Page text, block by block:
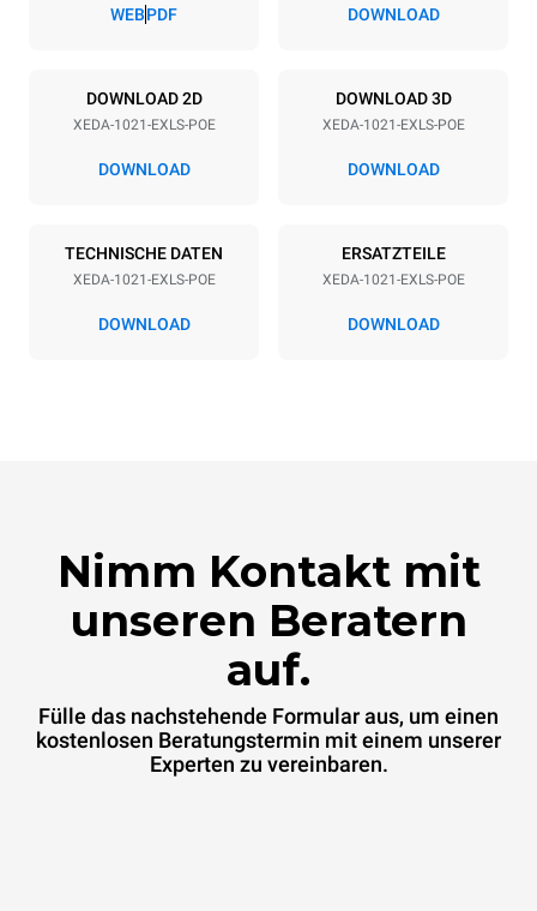
380-415V 3N~ / 220-240V
3~
35,8 kW
50 / 60 Hz NICHT INBEGRIFFEN
angeschlossen ist. Letztere
können eliminiert werden,
indem man sich dafür
entscheidet, Energie aus
erneuerbaren Quellen zu
kaufen.
WEBPDF DOWNLOAD
DOWNLOAD 2D
XEDA-1021-EXLS-POE
DOWNLOAD
DOWNLOAD 3D
XEDA-1021-EXLS-POE
DOWNLOAD
TECHNISCHE DATEN
XEDA-1021-EXLS-POE
DOWNLOAD
ERSATZTEILE
XEDA-1021-EXLS-POE
DOWNLOAD
Nimm Kontakt mit
unseren Beratern
auf.
Fülle das nachstehende Formular aus, um einen
kostenlosen Beratungstermin mit einem unserer
Experten zu vereinbaren.